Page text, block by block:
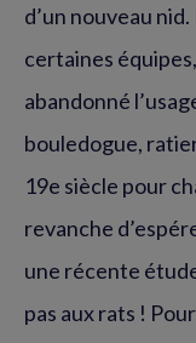
d’un nouveau
certaines
abandonné
bouledogue,
19e siècle pour
revanche
une récente
pas aux rats !